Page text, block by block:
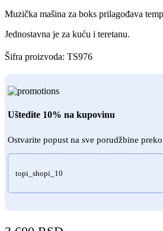
Muzička mašina za boks prilagođava
Jednostavna je za kuću i teretanu.
Šifra proizvoda: TS976
Uštedite 10% na kupovinu
Ostvarite popust na sve porudžbine
topi_shopi_10